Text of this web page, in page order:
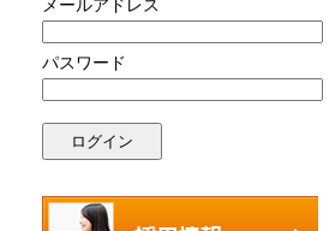
メールアドレス
パスワード